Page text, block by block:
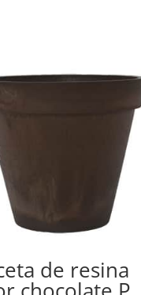
de resina